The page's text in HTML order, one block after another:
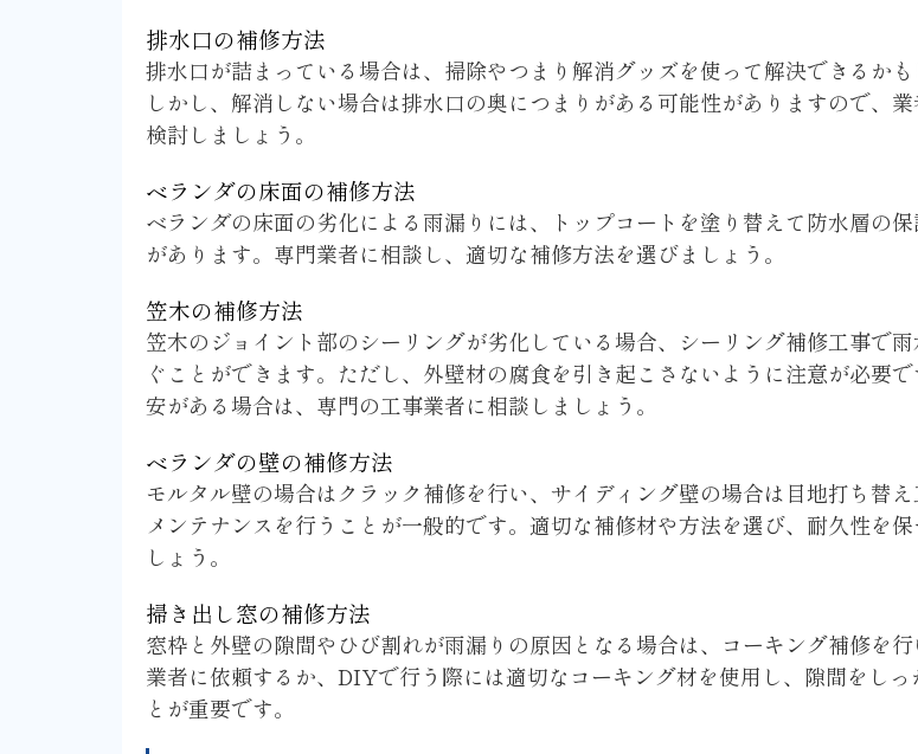
排水口の補修方法
排水口が詰まっている場合は、掃除やつまり解消グッズを使って解決できるかも
しかし、解消しない場合は排水口の奥につまりがある可能性がありますので、
検討しましょう。
ベランダの床面の補修方法
ベランダの床面の劣化による雨漏りには、トップコートを塗り替えて防水層の
があります。専門業者に相談し、適切な補修方法を選びましょう。
笠木の補修方法
笠木のジョイント部のシーリングが劣化している場合、シーリング補修工事で
ぐことができます。ただし、外壁材の腐食を引き起こさないように注意が必要
安がある場合は、専門の工事業者に相談しましょう。
ベランダの壁の補修方法
モルタル壁の場合はクラック補修を行い、サイディング壁の場合は目地打ち替
メンテナンスを行うことが一般的です。適切な補修材や方法を選び、耐久性を保
しょう。
掃き出し窓の補修方法
窓枠と外壁の隙間やひび割れが雨漏りの原因となる場合は、コーキング補修を
業者に依頼するか、DIYで行う際には適切なコーキング材を使用し、隙間をしっ
とが重要です。